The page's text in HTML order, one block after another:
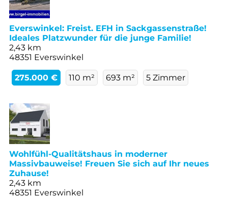
Everswinkel: Freist. EFH in Sackgassenstraße!
Ideales Platzwunder für die junge Familie!
2,43 km
48351 Everswinkel
275.000 € 110 m² 693 m² 5 Zimmer
Wohlfühl-Qualitätshaus in moderner
Massivbauweise! Freuen Sie sich auf Ihr neues
Zuhause!
2,43 km
48351 Everswinkel